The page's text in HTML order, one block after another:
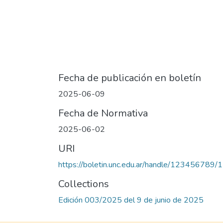
Fecha de publicación en boletín
2025-06-09
Fecha de Normativa
2025-06-02
URI
https://boletin.unc.edu.ar/handle/123456789/
Collections
Edición 003/2025 del 9 de junio de 2025